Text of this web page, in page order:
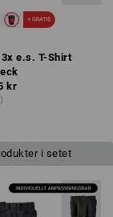
e.s. T-Shirt
kr
i setet